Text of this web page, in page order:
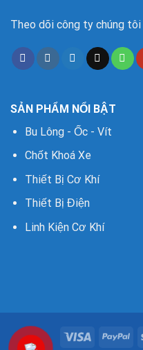
Theo dõi công ty chúng tôi
SẢN PHẨM NỔI BẬT
Bu Lông - Ốc - Vít
Chốt Khoá Xe
Thiết Bị Cơ Khí
Thiết Bị Điện
Linh Kiện Cơ Khí